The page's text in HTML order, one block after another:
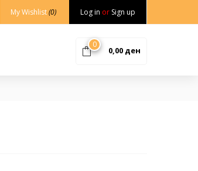
My Wishlist(0) Log in or Sign up
0
0,00 ден